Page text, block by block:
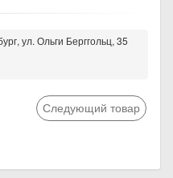
ул. Ольги Берггольц, 35
Следующий товар